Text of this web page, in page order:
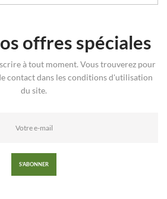
offres spéciales
à tout moment. Vous trouverez pour
contact dans les conditions d'utilisation
du site.